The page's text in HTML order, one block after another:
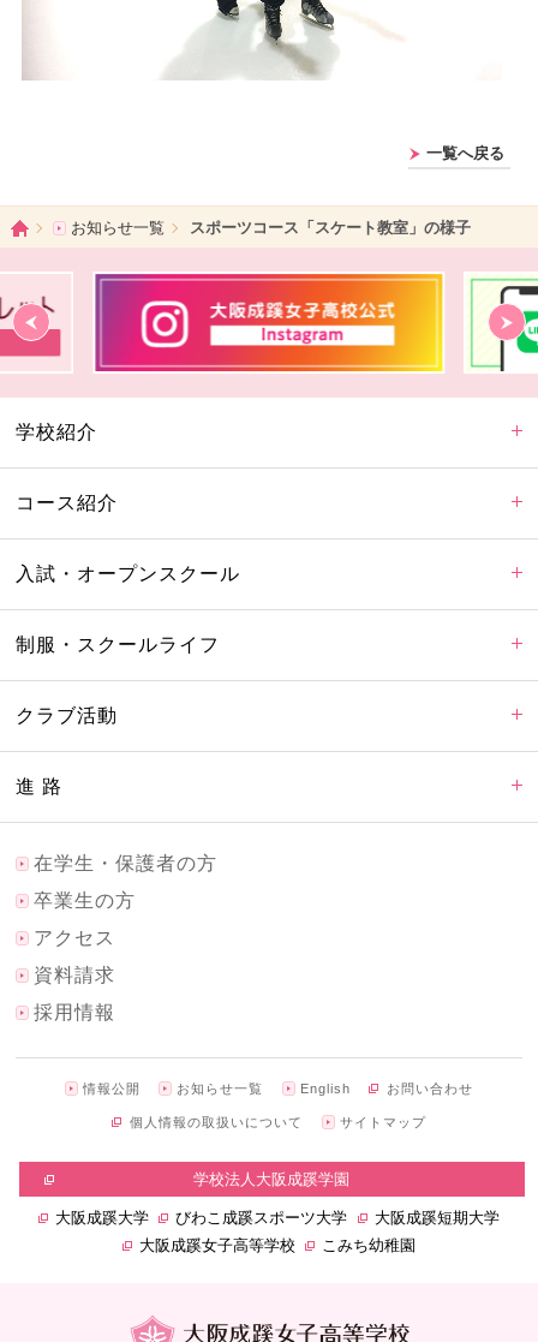
一覧へ戻る
ホームお知らせ一覧 スポーツコース「スケート教室」の様子
学校紹介
コース紹介
入試・オープンスクール
制服・スクールライフ
クラブ活動
進 路
在学生・保護者の方
卒業生の方
アクセス
資料請求
採用情報
情報公開 お知らせ一覧 English お問い合わせ
個人情報の取扱いについて サイトマップ
学校法人大阪成蹊学園
大阪成蹊大学 びわこ成蹊スポーツ大学
大阪成蹊短期大学
大阪成蹊女子高等学校
こみち幼稚園